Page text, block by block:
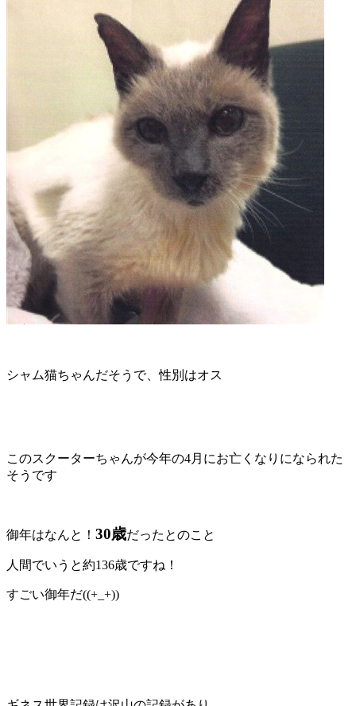
シャム猫ちゃんだそうで、性別はオス
このスクーターちゃんが今年の4月にお亡くなりになられた
そうです
御年はなんと！ 30歳だったとのこと
人間でいうと約136歳ですね！
すごい御年だ((+_+))